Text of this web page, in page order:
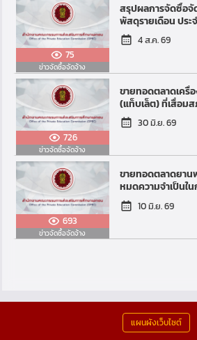
75
ข่าวจัดซื้อจัดจ้าง
สรุปผลการจัดซื้อจั
พัสดุรายเดือน ปร
2569 4 ส.ค. 69
726
ข่าวจัดซื้อจัดจ้าง
ขายทอดตลาดเครื่
(แท็บเล็ต) ที่เสื่อม
จำเป็นในการใช้ในร
๓,๒๒๐ เครื่อง
30 มิ.ย. 69
693
ข่าวจัดซื้อจัดจ้าง
ขายทอดตลาดยาน
หมดความจำเป็นใน
จำนวน ๗ คัน
10 มิ.ย. 69
แผนผังเว็บไซต์